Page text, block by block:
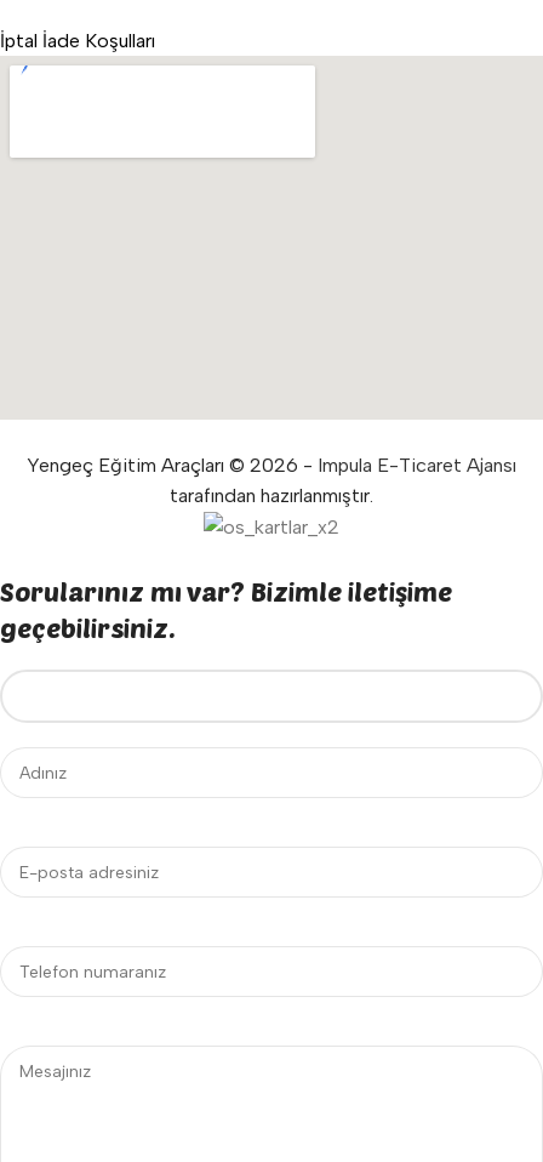
İptal İade Koşulları
Yengeç Eğitim Araçları © 2026 - Impula E-Ticaret Ajansı
tarafından hazırlanmıştır.
Sorularınız mı var? Bizimle iletişime
geçebilirsiniz.